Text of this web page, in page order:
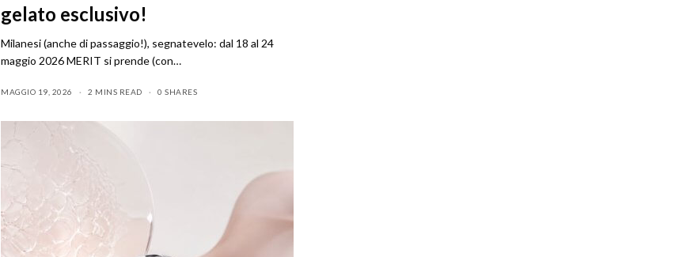
gelato esclusivo!
Milanesi (anche di passaggio!), segnatevelo: dal 18 al 24
maggio 2026 MERIT si prende (con…
MAGGIO 19, 2026 2 MINS READ 0 SHARES